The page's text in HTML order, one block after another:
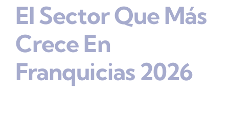
El Sector Que Más
Crece En
Franquicias 2026